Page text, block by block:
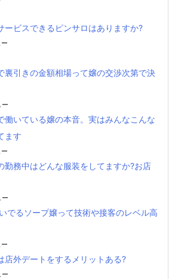
ービスできるピンサロはありますか?
裏引きの金額相場って嬢の交渉次第で決
働いている嬢の本音。実はみんなこんな
ます
勤務中はどんな服装をしてますか?お店
でるソープ嬢って技術や接客のレベル高
店外デートをするメリットある?